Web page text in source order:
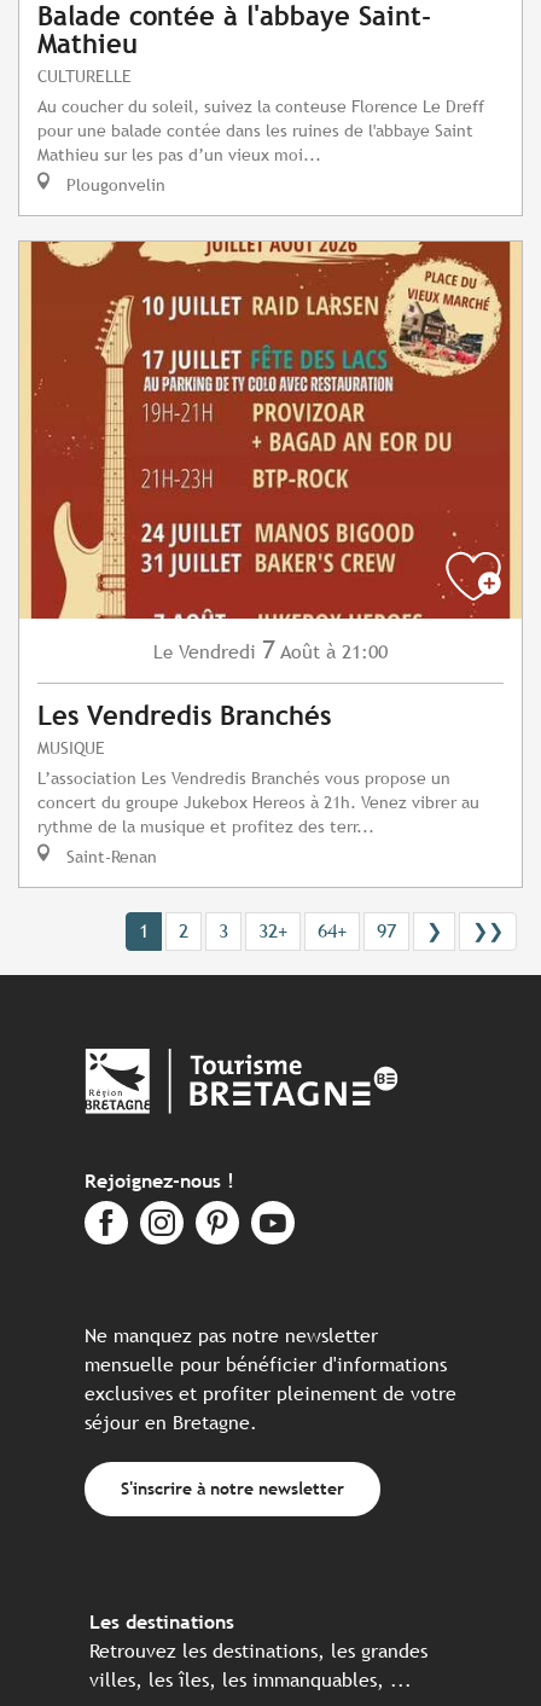
Balade contée à l'abbaye Saint-
Mathieu
CULTURELLE
Au coucher du soleil, suivez la conteuse Florence Le Dreff
pour une balade contée dans les ruines de l'abbaye Saint
Mathieu sur les pas d’un vieux moi...
Plougonvelin
Le Vendredi 7 Août à 21:00
Les Vendredis Branchés
MUSIQUE
L’association Les Vendredis Branchés vous propose un
concert du groupe Jukebox Hereos à 21h. Venez vibrer au
rythme de la musique et profitez des terr...
Saint-Renan
1 2 3 32+ 64+ 97 ❯ ❯❯
Rejoignez-nous !
Ne manquez pas notre newsletter
mensuelle pour bénéficier d'informations
exclusives et profiter pleinement de votre
séjour en Bretagne.
S'inscrire à notre newsletter
Les destinations
Retrouvez les destinations, les grandes
villes, les îles, les immanquables, ...